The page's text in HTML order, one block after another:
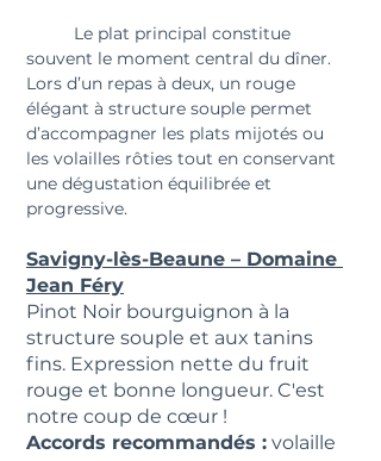
souvent le moment central du dîner.
Lors d’un repas à deux, un rouge
élégant à structure souple permet
d’accompagner les plats mijotés ou
les volailles rôties tout en conservant
une dégustation équilibrée et
progressive.
Savigny-lès-Beaune – Domaine
Jean Féry
Pinot Noir bourguignon à la
structure souple et aux tanins
fins. Expression nette du fruit
rouge et bonne longueur. C'est
notre coup de cœur !
Accords recommandés : volaille